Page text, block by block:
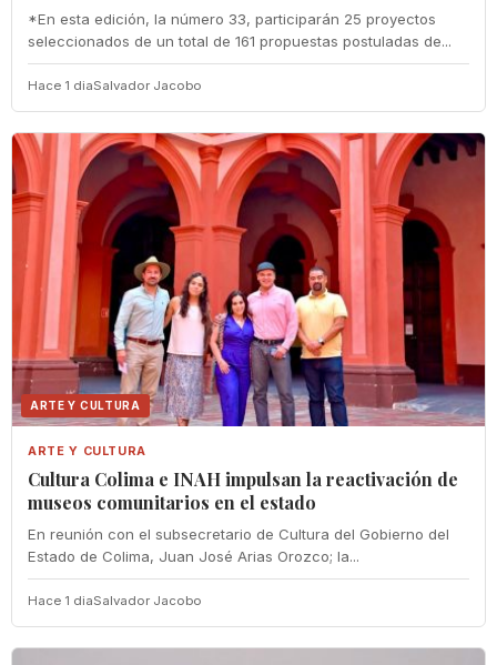
*En esta edición, la número 33, participarán 25 proyectos
seleccionados de un total de 161 propuestas postuladas de...
Hace 1 diaSalvador Jacobo
ARTE Y CULTURA
ARTE Y CULTURA
Cultura Colima e INAH impulsan la reactivación de
museos comunitarios en el estado
En reunión con el subsecretario de Cultura del Gobierno del
Estado de Colima, Juan José Arias Orozco; la...
Hace 1 diaSalvador Jacobo